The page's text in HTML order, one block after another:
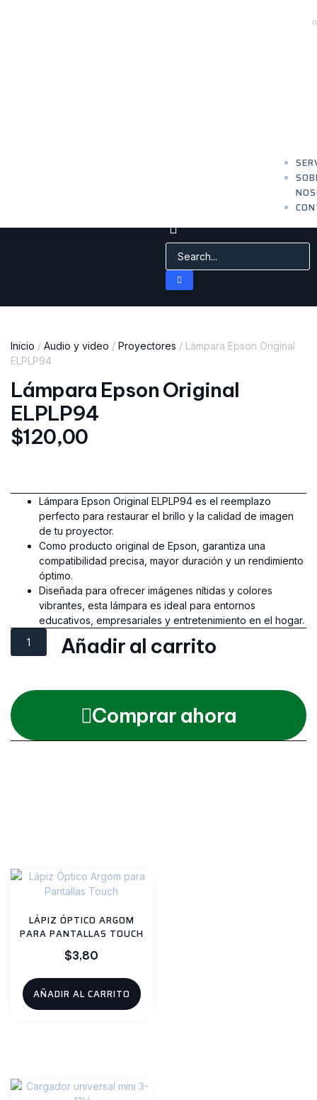
Inicio / Audio y video / Proyectores / Lámpara Epson Original
ELPLP94
Lámpara Epson Original
ELPLP94
$120,00
Lámpara Epson Original ELPLP94 es el reemplazo
perfecto para restaurar el brillo y la calidad de imagen
de tu proyector.
Como producto original de Epson, garantiza una
compatibilidad precisa, mayor duración y un rendimiento
óptimo.
Diseñada para ofrecer imágenes nítidas y colores
vibrantes, esta lámpara es ideal para entornos
educativos, empresariales y entretenimiento en el hogar.
Añadir al carrito
Comprar ahora
LÁPIZ ÓPTICO ARGOM
PARA PANTALLAS TOUCH
$3,80
AÑADIR AL CARRITO